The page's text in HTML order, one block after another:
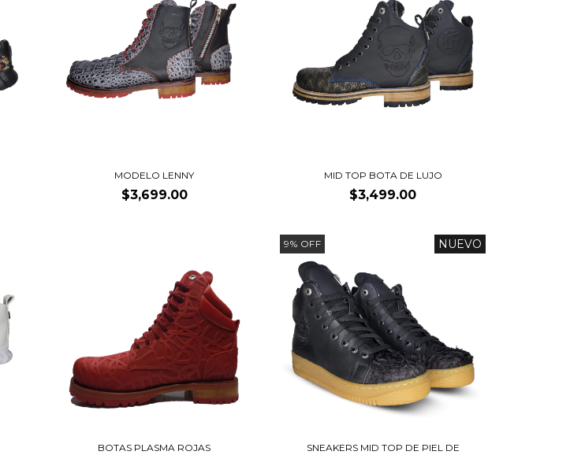
MODELO LENNY
$3,699.00
MID TOP BOTA DE LUJO
$3,499.00
BOTAS PLASMA ROJAS
9% OFF NUEVO
SNEAKERS MID TOP DE PIEL DE